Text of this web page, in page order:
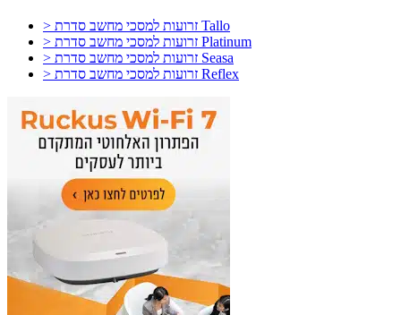
> זרועות למסכי מחשב סדרת Tallo
> זרועות למסכי מחשב סדרת Platinum
> זרועות למסכי מחשב סדרת Seasa
> זרועות למסכי מחשב סדרת Reflex